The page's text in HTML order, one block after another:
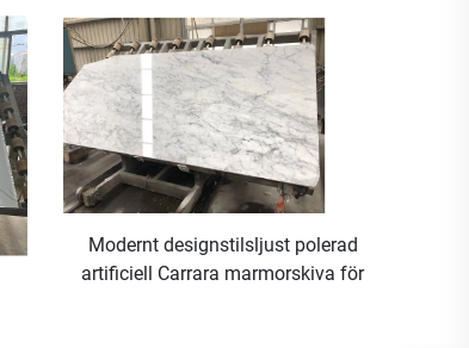
Modernt designstilsljust polerad
artificiell Carrara marmorskiva för